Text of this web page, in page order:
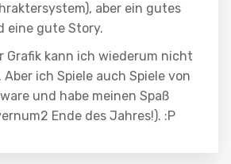
aber ein gutes
eine gute Story.
Grafik kann ich wiederum nicht
ich Spiele auch Spiele von
und habe meinen Spaß
Ende des Jahres!). :P